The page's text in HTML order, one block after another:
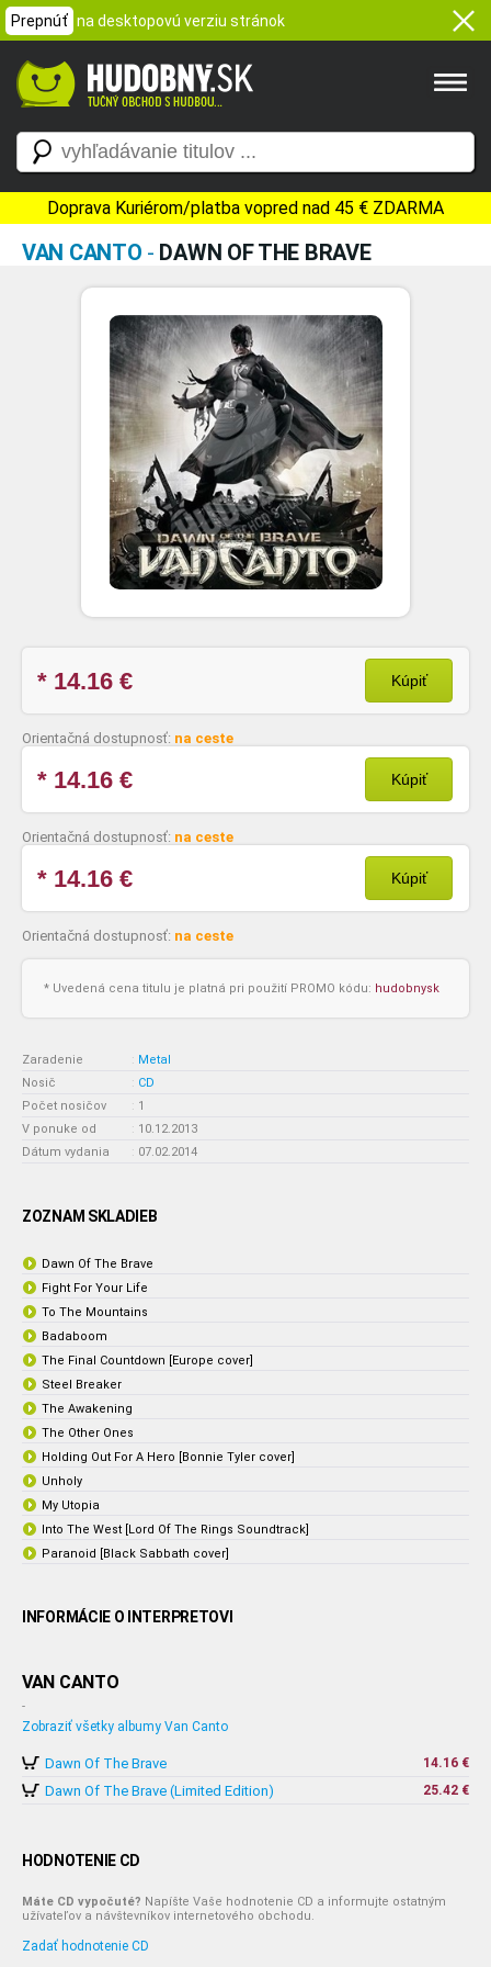
Prepnúť na desktopovú verziu stránok
Doprava Kuriérom/platba vopred nad 45 € ZDARMA
VAN CANTO - DAWN OF THE BRAVE
* 14.16 € Kúpiť
Orientačná dostupnosť: na ceste
* 14.16 € Kúpiť
Orientačná dostupnosť: na ceste
* 14.16 € Kúpiť
Orientačná dostupnosť: na ceste
* Uvedená cena titulu je platná pri použití PROMO kódu: hudobnysk
Zaradenie : Metal
Nosič
: CD
Počet nosičov
: 1
V ponuke od
: 10.12.2013
Dátum vydania
: 07.02.2014
ZOZNAM SKLADIEB
Dawn Of The Brave
Fight For Your Life
To The Mountains
Badaboom
The Final Countdown [Europe cover]
Steel Breaker
The Awakening
The Other Ones
Holding Out For A Hero [Bonnie Tyler cover]
Unholy
My Utopia
Into The West [Lord Of The Rings Soundtrack]
Paranoid [Black Sabbath cover]
INFORMÁCIE O INTERPRETOVI
VAN CANTO
-
Zobraziť všetky albumy Van Canto
Dawn Of The Brave 14.16 €
Dawn Of The Brave (Limited Edition) 25.42 €
HODNOTENIE CD
Máte CD vypočuté? Napíšte Vaše hodnotenie CD a informujte ostatným
užívateľov a návštevníkov internetového obchodu.
Zadať hodnotenie CD